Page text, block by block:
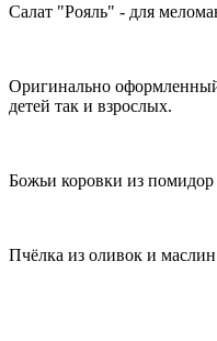
Салат "Рояль" - для
Оригинально
детей так и взрослых.
Божьи коровки из помидор
Пчёлка из оливок и